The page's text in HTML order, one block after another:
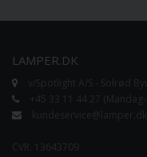
LAMPER.DK